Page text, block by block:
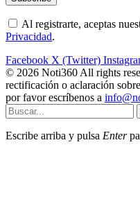
Al registrarte, aceptas
Privacidad.
Facebook X (Twitter)
© 2026 Noti360 All rights
rectificación o aclaración
por favor escríbenos a
Escribe arriba y pulsa Enter